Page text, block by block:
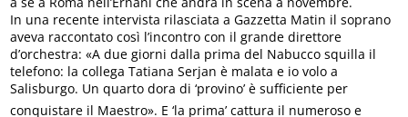
In una recente intervista rilasciata a Gazzetta Matin il soprano
aveva raccontato così l’incontro con il grande direttore
d’orchestra: «A due giorni dalla prima del Nabucco squilla il
telefono: la collega Tatiana Serjan è malata e io volo a
Salisburgo. Un quarto dora di ‘provino’ è sufficiente per
conquistare il Maestro». E ‘la prima’ cattura il numeroso e